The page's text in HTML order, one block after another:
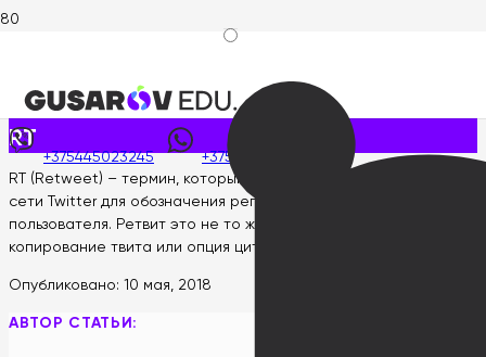
+375445023245 +375445023245
Опубликовано:10 мая, 2018
RT
RT (Retweet) – термин, который используется в социальной
сети Twitter для обозначения репоста твита другого
пользователя. Ретвит это не то же самое, что полное
копирование твита или опция цитирования.
Опубликовано: 10 мая, 2018
АВТОР СТАТЬИ: